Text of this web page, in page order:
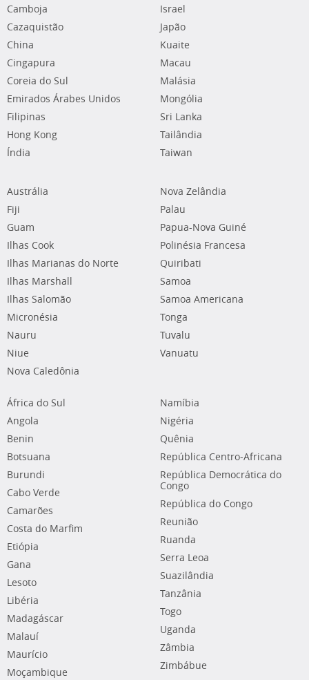
Camboja
Cazaquistão
China
Cingapura
Coreia do Sul
Emirados Árabes Unidos
Filipinas
Hong Kong
Índia
Israel
Japão
Kuaite
Macau
Malásia
Mongólia
Sri Lanka
Tailândia
Taiwan
Austrália
Fiji
Guam
Ilhas Cook
Ilhas Marianas do Norte
Ilhas Marshall
Ilhas Salomão
Micronésia
Nauru
Niue
Nova Caledônia
Nova Zelândia
Palau
Papua-Nova Guiné
Polinésia Francesa
Quiribati
Samoa
Samoa Americana
Tonga
Tuvalu
Vanuatu
África do Sul
Angola
Benin
Botsuana
Burundi
Cabo Verde
Camarões
Costa do Marfim
Etiópia
Gana
Lesoto
Libéria
Madagáscar
Malauí
Maurício
Moçambique
Namíbia
Nigéria
Quênia
República Centro-Africana
República Democrática do
Congo
República do Congo
Reunião
Ruanda
Serra Leoa
Suazilândia
Tanzânia
Togo
Uganda
Zâmbia
Zimbábue